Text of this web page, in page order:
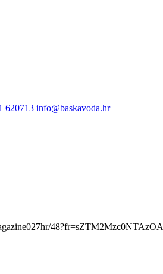
620713 info@baskavoda.hr
48?fr=sZTM2Mzc0NTAzOA